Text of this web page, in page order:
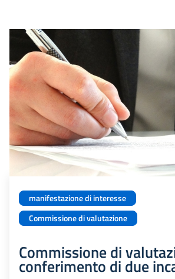
manifestazione di interesse
Commissione di valutazione
Commissione di
conferimento di due